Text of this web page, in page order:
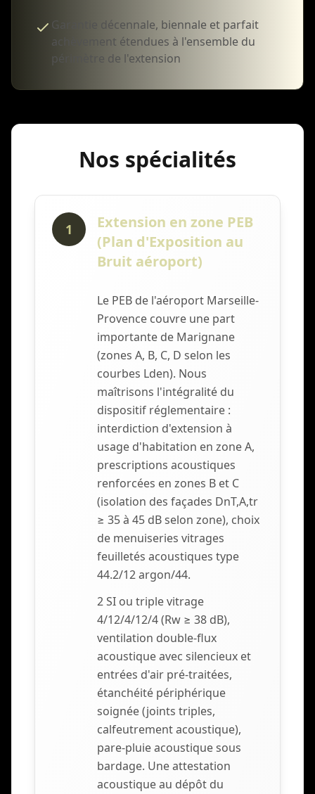
Garantie décennale, biennale et parfait
achèvement étendues à l'ensemble du
périmètre de l'extension
Nos spécialités
1
Extension en zone PEB
(Plan d'Exposition au
Bruit aéroport)
Le PEB de l'aéroport Marseille-
Provence couvre une part
importante de Marignane
(zones A, B, C, D selon les
courbes Lden). Nous
maîtrisons l'intégralité du
dispositif réglementaire :
interdiction d'extension à
usage d'habitation en zone A,
prescriptions acoustiques
renforcées en zones B et C
(isolation des façades DnT,A,tr
≥ 35 à 45 dB selon zone), choix
de menuiseries vitrages
feuilletés acoustiques type
44.2/12 argon/44.
2 SI ou triple vitrage
4/12/4/12/4 (Rw ≥ 38 dB),
ventilation double-flux
acoustique avec silencieux et
entrées d'air pré-traitées,
étanchéité périphérique
soignée (joints triples,
calfeutrement acoustique),
pare-pluie acoustique sous
bardage. Une attestation
acoustique au dépôt du